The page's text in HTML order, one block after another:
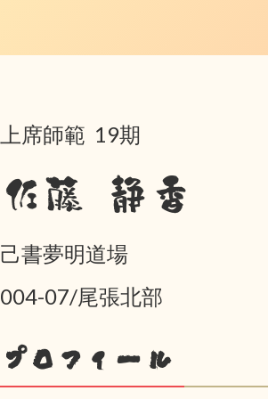
上席師範 19期
佐藤 静香
己書夢明道場
004-07/尾張北部
プロフィール